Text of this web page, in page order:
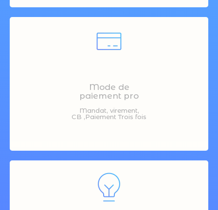
Mode de
paiement pro
Mandat, virement,
CB ,Paiement Trois fois